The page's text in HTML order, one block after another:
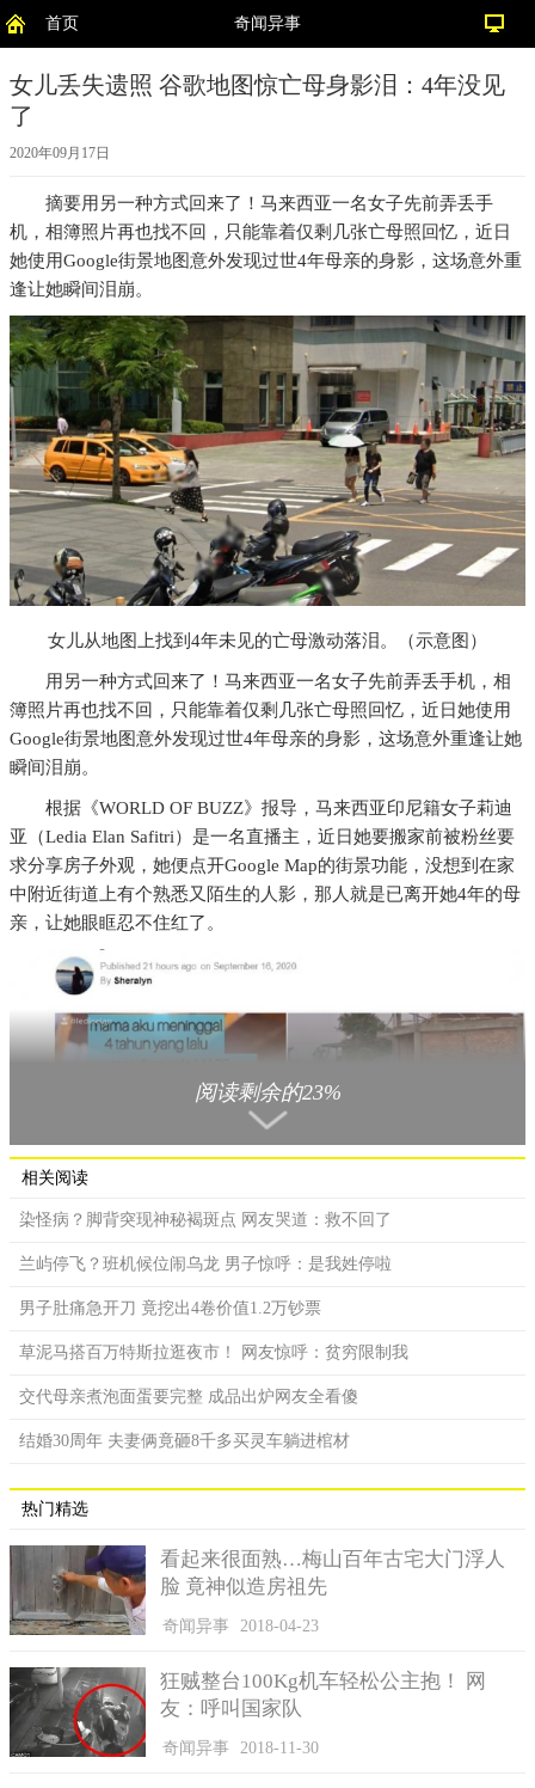
首页 奇闻异事
女儿丢失遗照 谷歌地图惊亡母身影泪：4年没见
了
2020年09月17日
摘要用另一种方式回来了！马来西亚一名女子先前弄丢手
机，相簿照片再也找不回，只能靠着仅剩几张亡母照回忆，近日
她使用Google街景地图意外发现过世4年母亲的身影，这场意外重
逢让她瞬间泪崩。
女儿从地图上找到4年未见的亡母激动落泪。（示意图）
用另一种方式回来了！马来西亚一名女子先前弄丢手机，相
簿照片再也找不回，只能靠着仅剩几张亡母照回忆，近日她使用
Google街景地图意外发现过世4年母亲的身影，这场意外重逢让她
瞬间泪崩。
根据《WORLD OF BUZZ》报导，马来西亚印尼籍女子莉迪
亚（Ledia Elan Safitri）是一名直播主，近日她要搬家前被粉丝要
求分享房子外观，她便点开Google Map的街景功能，没想到在家
中附近街道上有个熟悉又陌生的人影，那人就是已离开她4年的母
亲，让她眼眶忍不住红了。
女儿很开心在地图上看见母亲生前身影。
莉迪亚泪说，她的手机先前弄丢了，里面珍贵的照片怎么找
也找不回来，母亲先前照所剩无几，当下看到在家中附近散步的
见到她，画面里的母亲看起来很健康，气色很好。
阅读剩余的23%
相关阅读
染怪病？脚背突现神秘褐斑点 网友哭道：救不回了
兰屿停飞？班机候位闹乌龙 男子惊呼：是我姓停啦
男子肚痛急开刀 竟挖出4卷价值1.2万钞票
草泥马搭百万特斯拉逛夜市！ 网友惊呼：贫穷限制我
交代母亲煮泡面蛋要完整 成品出炉网友全看傻
结婚30周年 夫妻俩竟砸8千多买灵车躺进棺材
热门精选
看起来很面熟…梅山百年古宅大门浮人
脸 竟神似造房祖先
奇闻异事 2018-04-23
狂贼整台100Kg机车轻松公主抱！ 网
友：呼叫国家队
奇闻异事 2018-11-30